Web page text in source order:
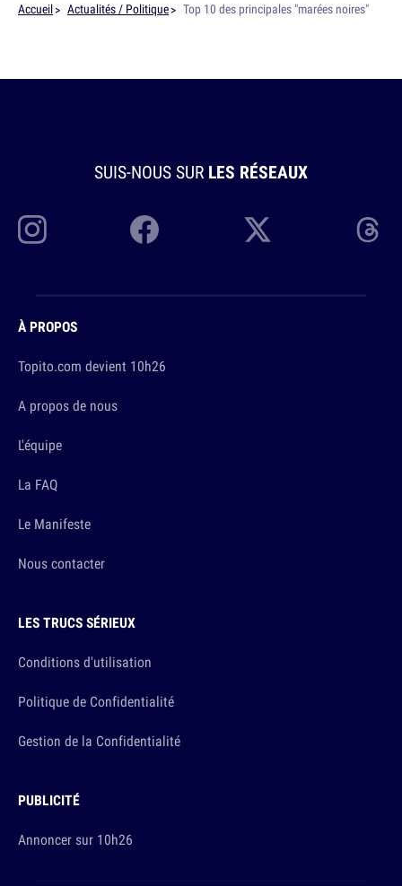
Accueil Actualités / Politique Top 10 des principales "marées noires"
SUIS-NOUS SUR LES RÉSEAUX
À PROPOS
Topito.com devient 10h26
A propos de nous
L'équipe
La FAQ
Le Manifeste
Nous contacter
LES TRUCS SÉRIEUX
Conditions d'utilisation
Politique de Confidentialité
Gestion de la Confidentialité
PUBLICITÉ
Annoncer sur 10h26